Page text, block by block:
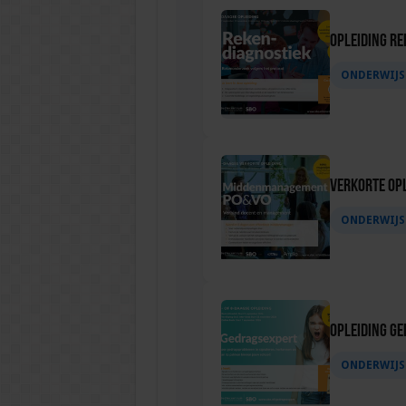
Opleiding
ONDERWIJS
Verkorte
ONDERWIJS
Opleiding
ONDERWIJS